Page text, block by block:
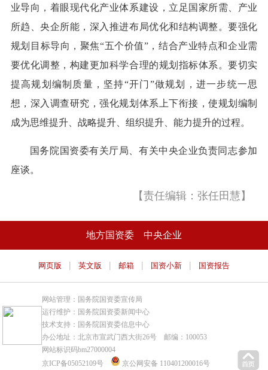
业导向，着眼现代化产业体系建设，立足国家所需、产业
所趋、央企所能，深入推进布局优化和结构调整。要强化
规划目标导向，聚焦“五个价值”，结合产业特点和企业需
要优化调整，构建更加科学合理的规划指标体系。要切实
提高规划编制质量，坚持“开门”做规划，进一步统一思
想，深入调查研究，强化规划体系上下衔接，使规划编制
成为思维提升、战略提升、组织提升、能力提升的过程。
国务院国资委有关厅局、有关中央企业负责同志参加
座谈。
【责任编辑：张任田慧】
地方国资委 中央企业
网页版 | 英文版 | 邮箱 | 国资小新 | 国资报告
网站管理：国务院国资委宣传局
运行维护：国务院国资委新闻中心
技术支持：国务院国资委信息中心
办公地址：北京市宣武门西大街26号 邮编：100053
网站标识码bm27000004
京ICP备05052109号
京公网安备 110401200016号